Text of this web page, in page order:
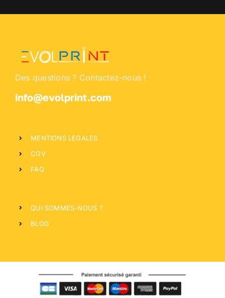
Des questions ? Contactez-nous !
info@evolprint.com
MENTIONS LEGALES
CGV
FAQ
QUI SOMMES-NOUS ?
BLOG